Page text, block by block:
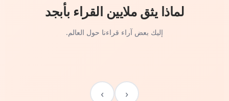
لماذا يثق ملايين القراء بأبجد
إليك بعض آراء قراءنا حول العالم.
‹
›